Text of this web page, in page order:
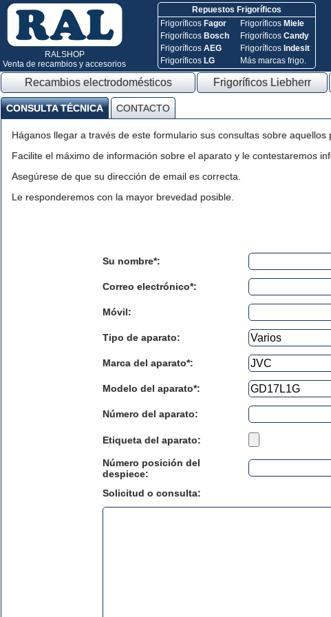
RALSHOP
Venta de recambios y accesorios
Repuestos Frigoríficos
Frigoríficos Fagor
Frigoríficos Bosch
FrigoríficosAEG
Frigoríficos LG
Frigoríficos Miele
FrigoríficosCandy
Frigoríficos Indesit
Más marcas frigo.
Recambios electrodomésticos Frigoríficos Liebherr
CONSULTA TÉCNICA CONTACTO
Háganos llegar a través de este formulario sus consultas sobre
Facilite el máximo de información sobre el aparato y le contestaremos
Asegúrese de que su dirección de email es correcta.
Le responderemos con la mayor brevedad posible.
Su nombre*:
Correo electrónico*:
Móvil:
Tipo de aparato:
Marca del aparato*:
Modelo del aparato*:
Número del aparato:
Etiqueta del aparato:
Número posición del
despiece:
Solicitud o consulta: